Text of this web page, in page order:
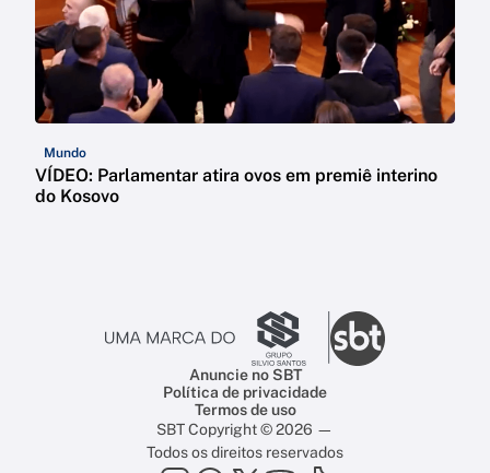
Mundo
VÍDEO: Parlamentar atira ovos em premiê interino
do Kosovo
Anuncie no SBT
Política de privacidade
Termos de uso
SBT Copyright © 2026 —
Todos os direitos reservados